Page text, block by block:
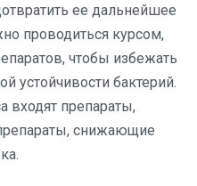
ее дальнейшее
проводиться курсом,
чтобы избежать
устойчивости бактерий.
входят препараты,
снижающие